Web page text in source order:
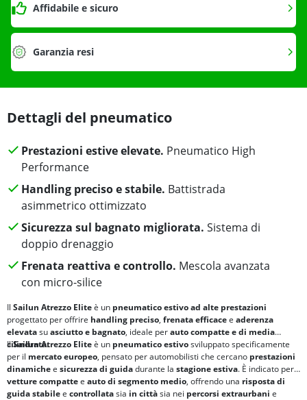
Affidabile e sicuro
Garanzia resi
Dettagli del pneumatico
Prestazioni estive elevate. Pneumatico High
Performance
Handling preciso e stabile. Battistrada
asimmetrico ottimizzato
Sicurezza sul bagnato migliorata. Sistema di
doppio drenaggio
Frenata reattiva e controllo. Mescola avanzata
con micro-silice
Il Sailun Atrezzo Eliteè un pneumatico estivo ad alte prestazioni
progettato per offrire handling preciso, frenata efficacee aderenza
elevatasuasciutto e bagnato, ideale perauto compatte e di media
cilindrata.
IlSailun Atrezzo Eliteè un pneumatico estivosviluppato specificamente
per il mercato europeo, pensato per automobilisti che cercano prestazioni
dinamichee sicurezza di guidadurante la stagione estiva. È indicato per
vetture compattee auto di segmento medio, offrendo una risposta di
guida stabilee controllatasia in cittàsia nei percorsi extraurbani e